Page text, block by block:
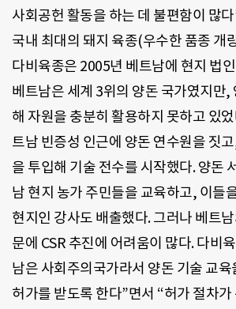
사회공헌 활동을 하는 데 불편함이 많
국내 최대의 돼지 육종(우수한 품종 개
다비육종은 2005년 베트남에 현지 법
베트남은 세계 3위의 양돈 국가였지만,
해 자원을 충분히 활용하지 못하고 있
트남 빈증성 인근에 양돈 연수원을 짓
을 투입해 기술 전수를 시작했다. 양돈
남 현지 농가 주민들을 교육하고, 이들
현지인 강사도 배출했다. 그러나 베트
문에 CSR 추진에 어려움이 많다. 다비
남은 사회주의국가라서 양돈 기술 교육
허가를 받도록 한다”면서 “허가 절차가